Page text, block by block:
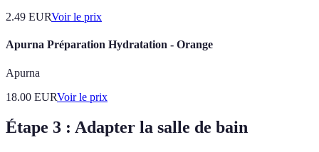
2.49 EURVoir le prix
Apurna Préparation Hydratation - Orange
Apurna
18.00 EURVoir le prix
Étape 3 : Adapter la salle de bain